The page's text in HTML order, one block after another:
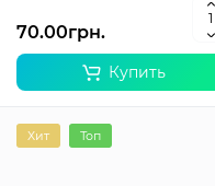
70.00грн.
Купить
Хит Топ